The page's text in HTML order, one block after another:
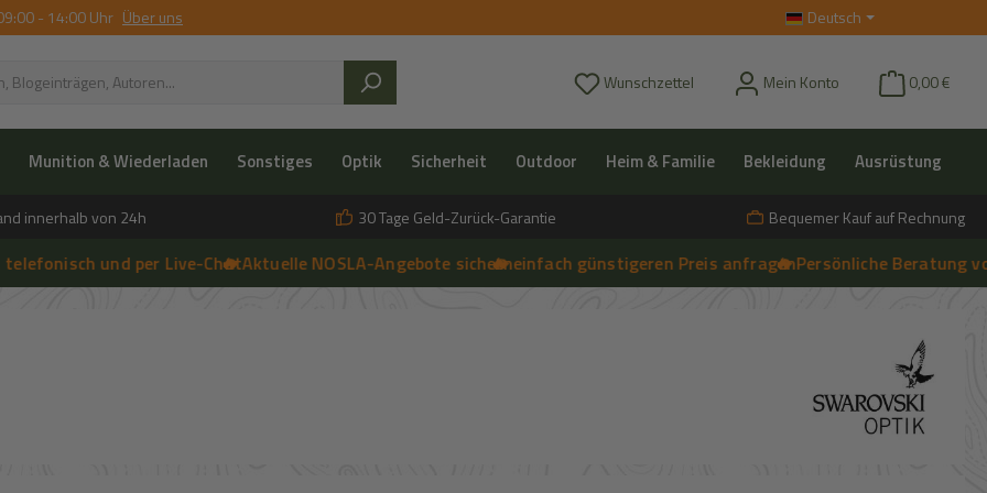
- 14:00 Uhr Über uns Deutsch
Wunschzettel Du hast 0 Produkte auf dem Merkzettel
Mein Konto 0,00 €
Munition & Wiederladen Sonstiges Optik Sicherheit Outdoor Heim & Familie Bekleidung Ausrüstung
innerhalb von 24h 30 Tage Geld-Zurück-Garantie Bequemer Kauf auf Rechnung
und per Live-Chat
➔
🔥 Aktuelle NOSLA-Angebote sichern
➔
🔥 einfach günstigeren Preis anfragen
➔
🔥 Persönliche Beratung vor